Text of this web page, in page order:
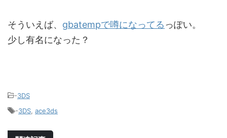
そういえば、 gbatempで噂になってるっぽい。
少し有名になった？
-3DS
-3DS ace3ds